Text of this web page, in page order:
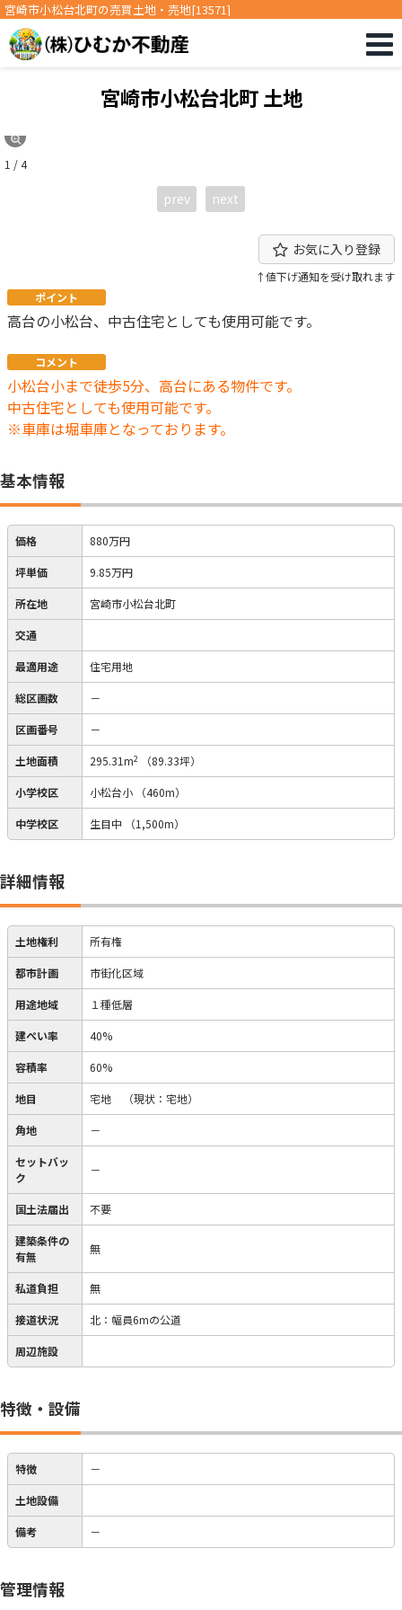
宮崎市小松台北町の売買土地・売地[13571]
宮崎市小松台北町 土地
1 / 4
prev next
お気に入り登録
↑値下げ通知を受け取れます
ポイント
高台の小松台、中古住宅としても使用可能です。
コメント
小松台小まで徒歩5分、高台にある物件です。
中古住宅としても使用可能です。
※車庫は堀車庫となっております。
基本情報
価格 880万円
坪単価 9.85万円
所在地 宮崎市小松台北町
交通
最適用途 住宅用地
総区画数 －
区画番号 －
土地面積 295.31m2 （89.33坪）
小学校区 小松台小 （460m）
中学校区 生目中 （1,500m）
詳細情報
土地権利 所有権
都市計画 市街化区域
用途地域 １種低層
建ぺい率 40%
容積率 60%
地目 宅地 （現状：宅地）
角地 －
セットバッ
ク
－
国土法届出 不要
建築条件の
有無
無
私道負担 無
接道状況 北：幅員6mの公道
周辺施設
特徴・設備
特徴 －
土地設備
備考 －
管理情報